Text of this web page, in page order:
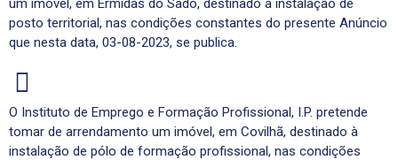
um imóvel, em Ermidas do Sado, destinado à instalação de
posto territorial, nas condições constantes do presente Anúncio
que nesta data, 03-08-2023, se publica.
O Instituto de Emprego e Formação Profissional, I.P. pretende
tomar de arrendamento um imóvel, em Covilhã, destinado à
instalação de pólo de formação profissional, nas condições